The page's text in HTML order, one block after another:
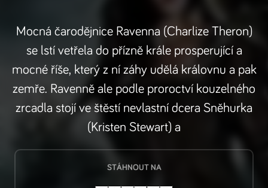
Mocná čarodějnice Ravenna (Charlize Theron)
se lstí vetřela do přízně krále prosperující a
mocné říše, který z ní záhy udělá královnu a pak
zemře. Ravenně ale podle proroctví kouzelného
zrcadla stojí ve štěstí nevlastní dcera Sněhurka
(Kristen Stewart) a
STÁHNOUT NA